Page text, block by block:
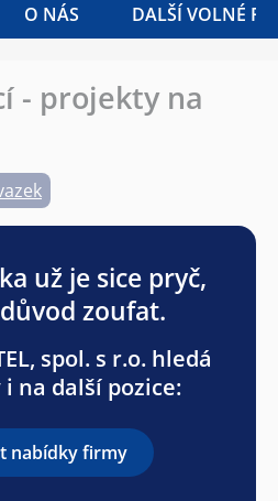
O NÁS DALŠÍ VOLNÉ
- projekty na
už je sice pryč,
zoufat.
spol. s r.o. hledá
na další pozice:
nabídky firmy